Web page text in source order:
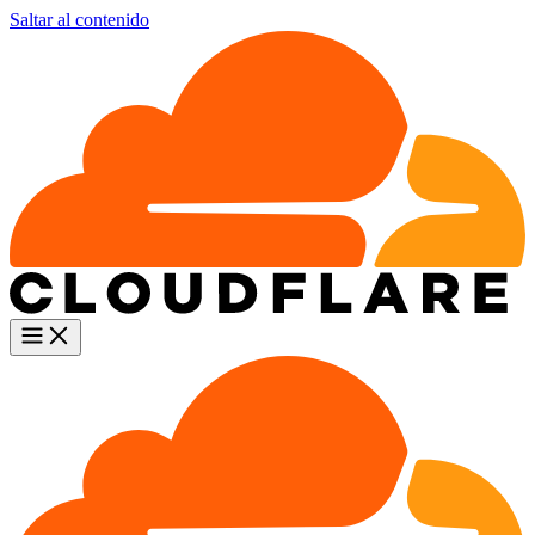
Saltar al contenido